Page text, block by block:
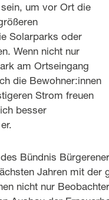
um vor Ort die
Solarparks oder
Wenn nicht nur
am Ortseingang
die Bewohner:innen
Strom freuen
besser
Bündnis
Jahren mit
nicht nur